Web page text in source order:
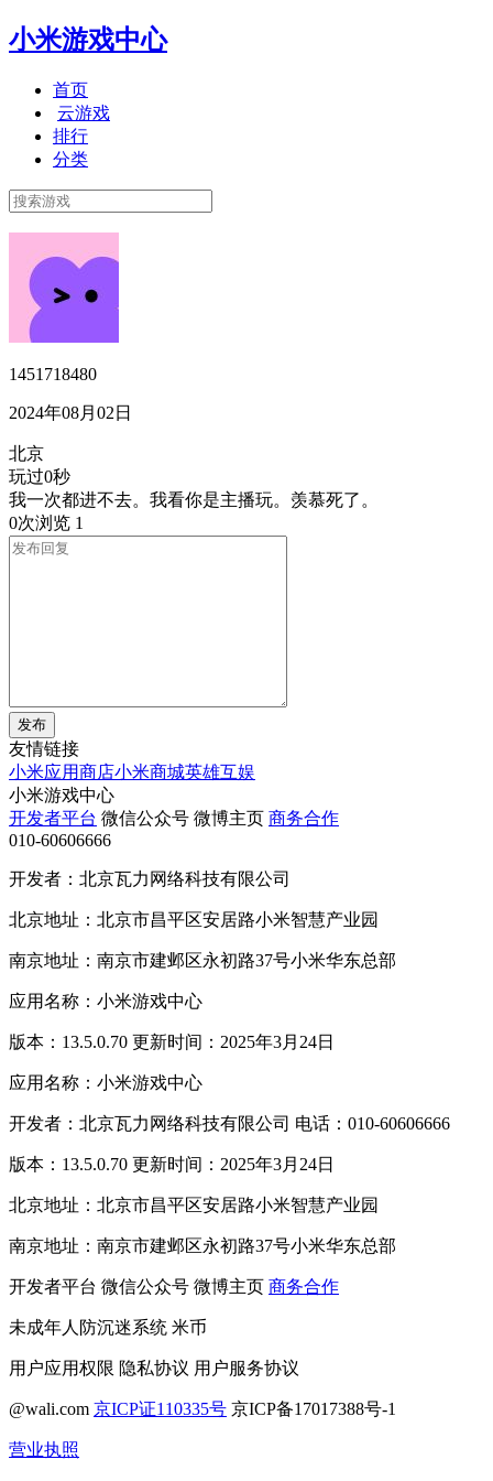
小米游戏中心
首页
云游戏
排行
分类
1451718480
2024年08月02日
北京
玩过0秒
我一次都进不去。我看你是主播玩。羡慕死了。
0次浏览 1
发布
友情链接
小米应用商店小米商城英雄互娱
小米游戏中心
开发者平台 微信公众号 微博主页 商务合作
010-60606666
开发者：北京瓦力网络科技有限公司
北京地址：北京市昌平区安居路小米智慧产业园
南京地址：南京市建邺区永初路37号小米华东总部
应用名称：小米游戏中心
版本：13.5.0.70 更新时间：2025年3月24日
应用名称：小米游戏中心
开发者：北京瓦力网络科技有限公司 电话：010-60606666
版本：13.5.0.70 更新时间：2025年3月24日
北京地址：北京市昌平区安居路小米智慧产业园
南京地址：南京市建邺区永初路37号小米华东总部
开发者平台 微信公众号 微博主页 商务合作
未成年人防沉迷系统 米币
用户应用权限 隐私协议 用户服务协议
@wali.com 京ICP证110335号 京ICP备17017388号-1
营业执照